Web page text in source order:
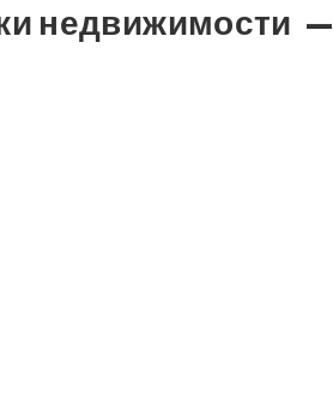
недвижимости —